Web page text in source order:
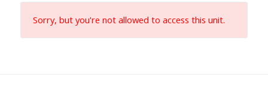
Sorry, but you're not allowed to access this unit.